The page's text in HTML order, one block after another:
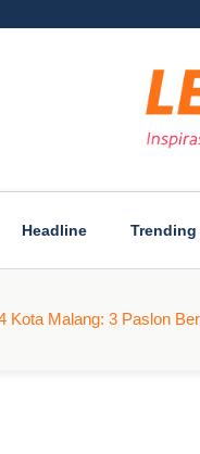
Headline Trending
Kota Malang: 3 Paslon